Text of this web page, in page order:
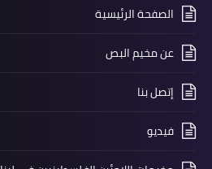
جمعية التواصل
وبشده التفجير الارهابي
الضاحيه الجنوبيه
الصفحة الرئيسية
عن مخيم البص
إتصل بنا
فيديو